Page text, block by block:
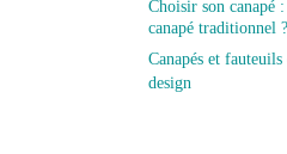
Choisir son canapé
canapé traditionnel ?
Canapés et
design